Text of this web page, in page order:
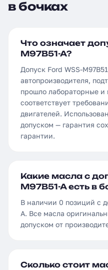
в бочках
Что означает
M97B51-A?
Допуск Ford WSS-
автопроизводителя,
прошло лабораторные
соответствует
двигателей.
допуском — гарантия
гарантии.
Какие масла с
M97B51-A есть в
В наличии 0 позиций с
A. Все масла
допуском от
Сколько стоит